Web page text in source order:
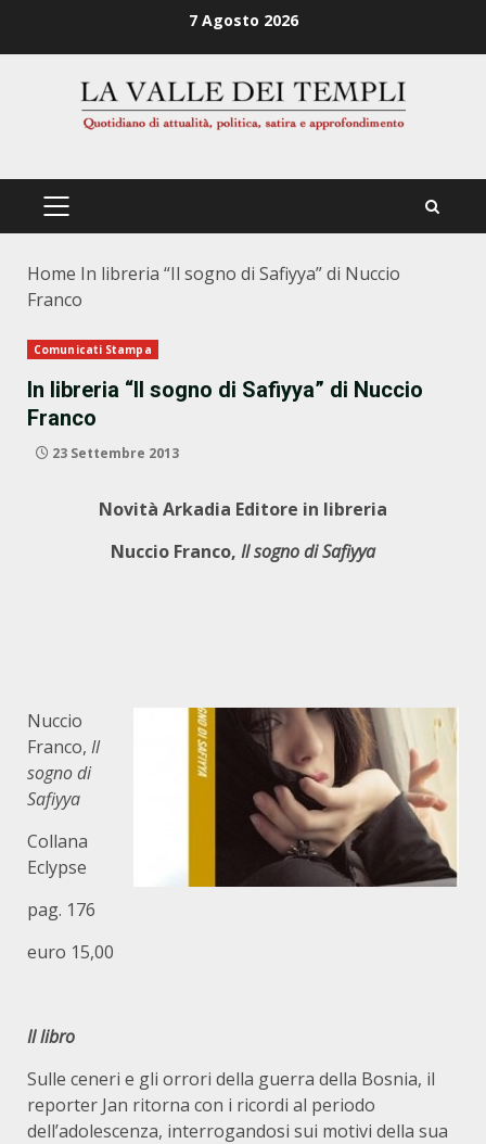
7 Agosto 2026
PRIMÄRES
Home In libreria “Il sogno di Safiyya” di Nuccio
Franco
Comunicati Stampa
In libreria “Il sogno di Safiyya” di Nuccio
Franco
23 Settembre 2013
Novità Arkadia Editore in libreria
Nuccio Franco, Il sogno di Safiyya
Nuccio
Franco, Il
sogno di
Safiyya
Collana
Eclypse
pag. 176
euro 15,00
Il libro
Sulle ceneri e gli orrori della guerra della Bosnia, il
reporter Jan ritorna con i ricordi al periodo
dell’adolescenza, interrogandosi sui motivi della sua